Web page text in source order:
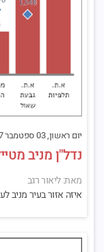
יום ראשון, 03 ספטמבר 2017
נדל"ן מניב
מאת: ליאור רגב
איזה אזור בעיר מניב